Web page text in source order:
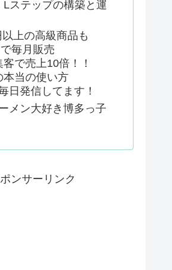
ステップの構築と運
上の高級商品も
毎月販売
で売上10倍！！
当の使い方
日発信してます！
メン大好き博多っ子
ンサーリンク